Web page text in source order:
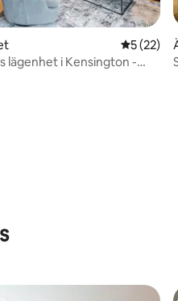
110 omdömen
5 av 5 i
5 (22)
lägenhet i Kensington -